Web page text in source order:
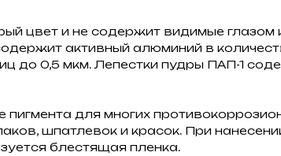
цвет и не содержит видимые
активный алюминий в
до 0,5 мкм. Лепестки пудры ПАП-1
для многих
шпатлевок и красок. При
блестящая пленка.